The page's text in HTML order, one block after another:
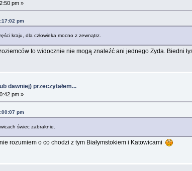
pm »
pm
kraju, dla człowieka mocno z zewnątrz.
to widocznie nie mogą znaleźć ani jednego Zyda. Biedni
dawniej) przeczytałem...
pm »
pm
świec zabraknie.
rozumiem o co chodzi z tym Białymstokiem i Katowicami